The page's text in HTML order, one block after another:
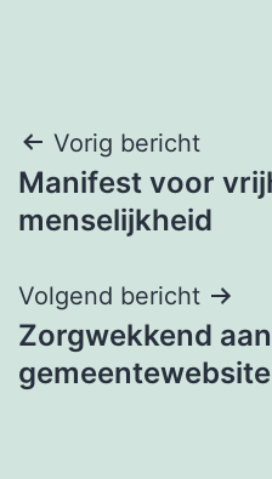
Bericht
navigatie
Vorig bericht
Manifest voor
menselijkheid
Volgend bericht
Zorgwekkend